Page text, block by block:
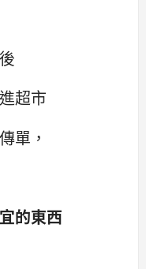
超市
單，
的東西